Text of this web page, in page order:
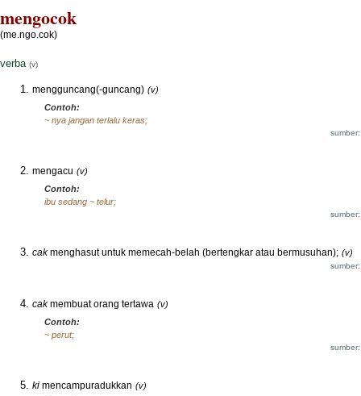
mengocok
(me.ngo.cok)
verba (v)
mengguncang(-guncang) (v)
Contoh:
~ nya jangan terlalu keras;
mengacu (v)
Contoh:
ibu sedang ~ telur;
cakmenghasut untuk memecah-belah (bertengkar atau bermusuhan); (v)
cakmembuat orang tertawa (v)
Contoh:
~ perut;
ki mencampuradukkan (v)